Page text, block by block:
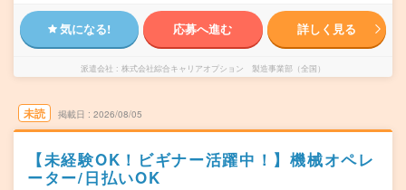
気になる! 応募へ進む 詳しく見る
派遣会社 株式会社綜合キャリアオプション 製造事業部（全国）
未読 掲載日 2026/08/05
【未経験OK！ビギナー活躍中！】機械オペレ
ーター/日払いOK